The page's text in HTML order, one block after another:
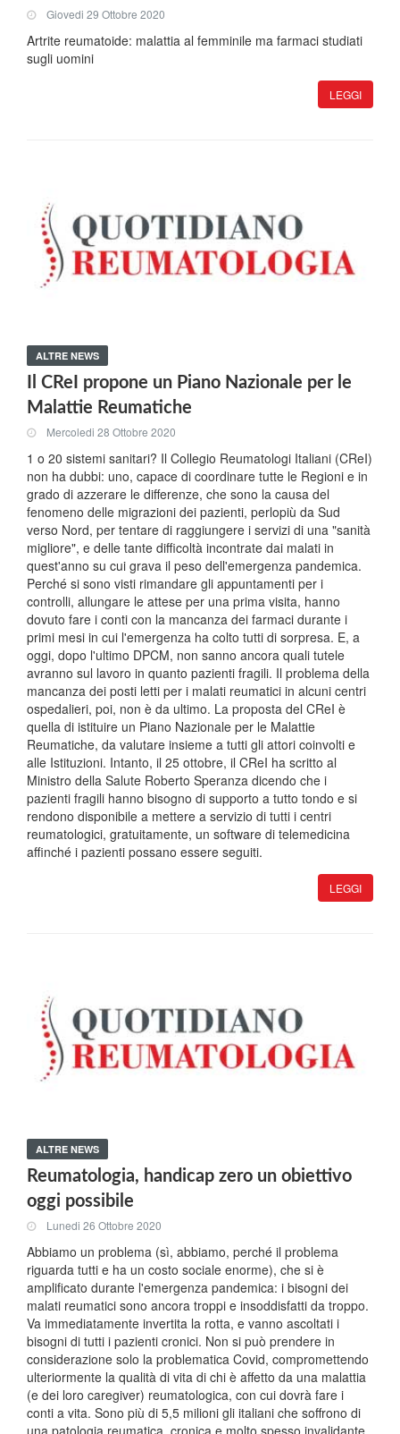
Giovedi 29 Ottobre 2020
Artrite reumatoide: malattia al femminile ma farmaci studiati
sugli uomini
LEGGI
ALTRE NEWS
Il CReI propone un Piano Nazionale per le
Malattie Reumatiche
Mercoledi 28 Ottobre 2020
1 o 20 sistemi sanitari? Il Collegio Reumatologi Italiani (CReI)
non ha dubbi: uno, capace di coordinare tutte le Regioni e in
grado di azzerare le differenze, che sono la causa del
fenomeno delle migrazioni dei pazienti, perlopiù da Sud
verso Nord, per tentare di raggiungere i servizi di una "sanità
migliore", e delle tante difficoltà incontrate dai malati in
quest'anno su cui grava il peso dell'emergenza pandemica.
Perché si sono visti rimandare gli appuntamenti per i
controlli, allungare le attese per una prima visita, hanno
dovuto fare i conti con la mancanza dei farmaci durante i
primi mesi in cui l'emergenza ha colto tutti di sorpresa. E, a
oggi, dopo l'ultimo DPCM, non sanno ancora quali tutele
avranno sul lavoro in quanto pazienti fragili. Il problema della
mancanza dei posti letti per i malati reumatici in alcuni centri
ospedalieri, poi, non è da ultimo. La proposta del CReI è
quella di istituire un Piano Nazionale per le Malattie
Reumatiche, da valutare insieme a tutti gli attori coinvolti e
alle Istituzioni. Intanto, il 25 ottobre, il CReI ha scritto al
Ministro della Salute Roberto Speranza dicendo che i
pazienti fragili hanno bisogno di supporto a tutto tondo e si
rendono disponibile a mettere a servizio di tutti i centri
reumatologici, gratuitamente, un software di telemedicina
affinché i pazienti possano essere seguiti.
LEGGI
ALTRE NEWS
Reumatologia, handicap zero un obiettivo
oggi possibile
Lunedi 26 Ottobre 2020
Abbiamo un problema (sì, abbiamo, perché il problema
riguarda tutti e ha un costo sociale enorme), che si è
amplificato durante l'emergenza pandemica: i bisogni dei
malati reumatici sono ancora troppi e insoddisfatti da troppo.
Va immediatamente invertita la rotta, e vanno ascoltati i
bisogni di tutti i pazienti cronici. Non si può prendere in
considerazione solo la problematica Covid, compromettendo
ulteriormente la qualità di vita di chi è affetto da una malattia
(e dei loro caregiver) reumatologica, con cui dovrà fare i
conti a vita. Sono più di 5,5 milioni gli italiani che soffrono di
una patologia reumatica, cronica e molto spesso invalidante.